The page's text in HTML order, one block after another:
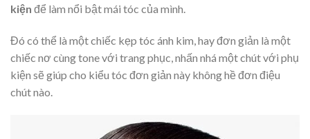
kiện để làm nổi bật mái tóc của mình.
Đó có thể là một chiếc kẹp tóc ánh kim, hay đơn giản là một
chiếc nơ cùng tone với trang phục, nhấn nhá một chút với phụ
kiện sẽ giúp cho kiểu tóc đơn giản này không hề đơn điệu
chút nào.